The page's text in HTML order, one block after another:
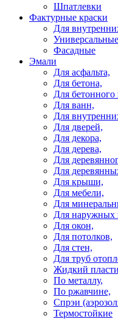
Шпатлевки
Фактурные краски
Для
Фасадные
Эмали
Для асфальта,
Для бетона,
Для бетонного
Для ванн,
Для
Для дверей,
Для декора,
Для дерева,
Для
Для
Для крыши,
Для мебели,
Для
Для наружных
Для окон,
Для потолков,
Для стен,
Для труб
Жидкий
По металлу,
По ржавчине,
Спрэи
Термостойкие